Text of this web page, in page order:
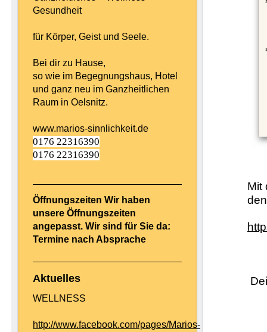
Gesundheit
für Körper, Geist und Seele.
Bei dir zu Hause,
so wie im Begegnungshaus, Hotel
und ganz neu im Ganzheitlichen
Raum in Oelsnitz.
www.marios-sinnlichkeit.de
0176 22316390
0176 22316390
Öffnungszeiten Wir haben
unsere Öffnungszeiten
angepasst. Wir sind für Sie da:
Termine nach Absprache
Aktuelles
WELLNESS
http://www.facebook.com/pages/Marios-
Mit